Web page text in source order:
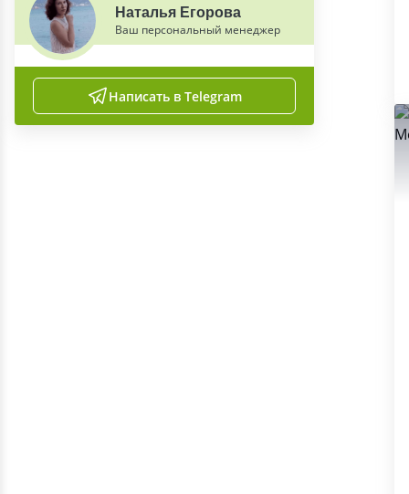
Наталья Егорова
Ваш персональный менеджер
Написать в Telegram